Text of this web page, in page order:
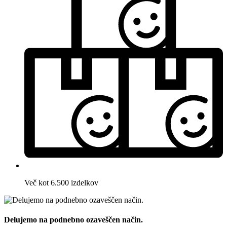
Več kot 6.500 izdelkov
Delujemo na podnebno ozaveščen način.